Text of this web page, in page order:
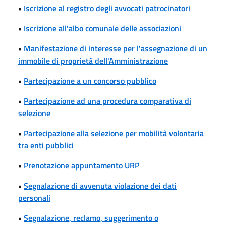
• Iscrizione al registro degli avvocati patrocinatori
• Iscrizione all'albo comunale delle associazioni
• Manifestazione di interesse per l'assegnazione di un
immobile di proprietà dell'Amministrazione
• Partecipazione a un concorso pubblico
• Partecipazione ad una procedura comparativa di
selezione
• Partecipazione alla selezione per mobilità volontaria
tra enti pubblici
• Prenotazione appuntamento URP
• Segnalazione di avvenuta violazione dei dati
personali
• Segnalazione, reclamo, suggerimento o